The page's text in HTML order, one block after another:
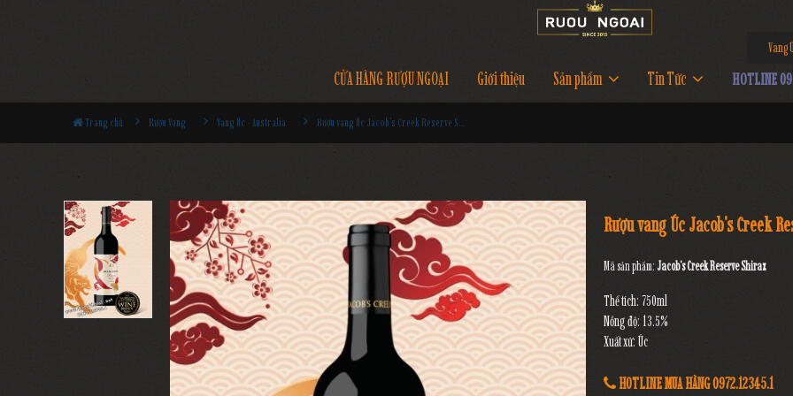
Vang
CỬA HÀNG RƯỢU NGOẠI Giới thiệu Sản phẩm Tin Tức HOTLINE
Trang chủ Rượu Vang Vang Úc - Australia Rượu vang Úc Jacob's Creek Reserve Shiraz
Rượu vang Úc Jacob's Creek
Mã sản phẩm: Jacob's Creek Reserve Shiraz
Thể tích: 750ml
Nồng độ: 13.5%
Xuất xứ: Úc
HOTLINE MUA HÀNG 0972.12345.1